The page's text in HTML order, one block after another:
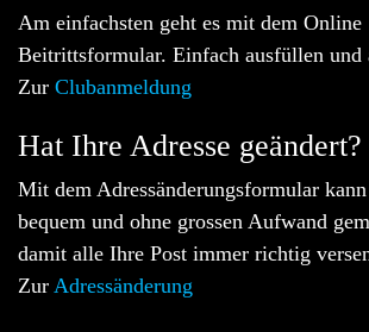
Am einfachsten geht es mit dem Online
Beitrittsformular. Einfach ausfüllen und
Zur Clubanmeldung
Hat Ihre Adresse geändert?
Mit dem Adressänderungsformular
bequem und ohne grossen Aufwand
damit alle Ihre Post immer richtig
Zur Adressänderung